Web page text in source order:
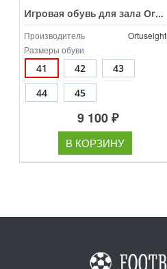
Игровая обувь для зала Ortuseight Jogosala Volta V3 арт.11020748
Производитель
Ortuseight
Размеры обуви
41 42
43
44
45
9 100 ₽
В КОРЗИНУ